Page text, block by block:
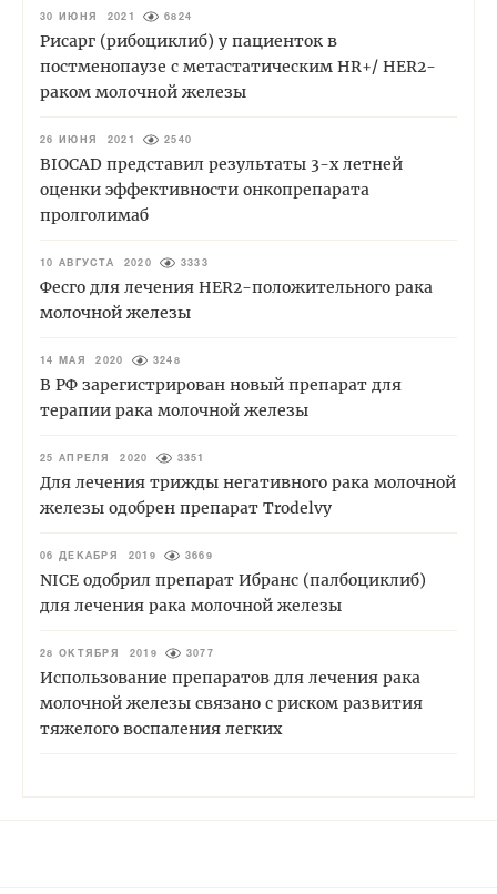
30 ИЮНЯ 2021 6824
Рисарг (рибоциклиб) у пациенток в
постменопаузе с метастатическим HR+/ HER2-
раком молочной железы
26 ИЮНЯ 2021 2540
BIOCAD представил результаты 3-х летней
оценки эффективности онкопрепарата
пролголимаб
10 АВГУСТА 2020 3333
Фесго для лечения HER2-положительного рака
молочной железы
14 МАЯ 2020 3248
В РФ зарегистрирован новый препарат для
терапии рака молочной железы
25 АПРЕЛЯ 2020 3351
Для лечения трижды негативного рака молочной
железы одобрен препарат Trodelvy
06 ДЕКАБРЯ 2019 3669
NICE одобрил препарат Ибранс (палбоциклиб)
для лечения рака молочной железы
28 ОКТЯБРЯ 2019 3077
Использование препаратов для лечения рака
молочной железы связано с риском развития
тяжелого воспаления легких